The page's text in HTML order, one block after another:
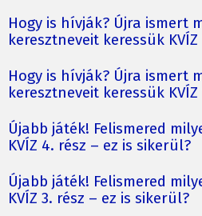
Hogy is hívják? Újra ismert
keresztneveit keressük KVÍZ
Hogy is hívják? Újra ismert
keresztneveit keressük KVÍZ
Újabb játék! Felismered
KVÍZ 4. rész – ez is sikerül?
Újabb játék! Felismered
KVÍZ 3. rész – ez is sikerül?